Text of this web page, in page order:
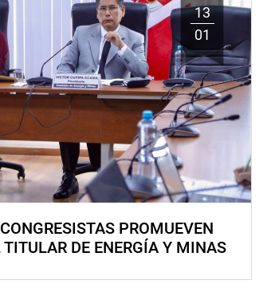
13
01
PROMUEVEN
DE ENERGÍA Y MINAS